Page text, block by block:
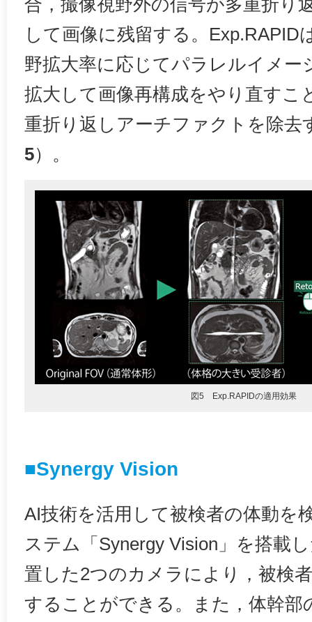
合，撮像視野外の信号が多重折り
して画像に残留する。Exp.RAPID
野拡大率に応じてパラレルイメー
拡大して画像再構成をやり直すこ
重折り返しアーチファクトを除去
5）。
図5 Exp.RAPIDの適用効果
■Synergy Vision
AI技術を活用して被検者の体動を
ステム「Synergy Vision」を搭載
置した2つのカメラにより，被検
することができる。また，体幹部